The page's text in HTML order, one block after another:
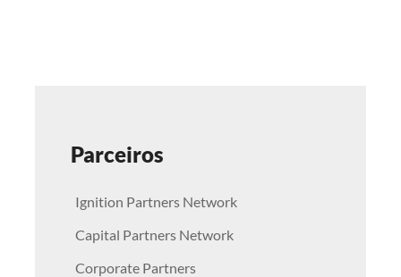
Parceiros
Ignition Partners Network
Capital Partners Network
Corporate Partners